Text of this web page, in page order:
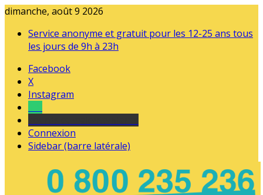
dimanche, août 9 2026
Service anonyme et gratuit pour les 12-25 ans tous
les jours de 9h à 23h
Facebook
X
Instagram
Connexion
Sidebar (barre latérale)